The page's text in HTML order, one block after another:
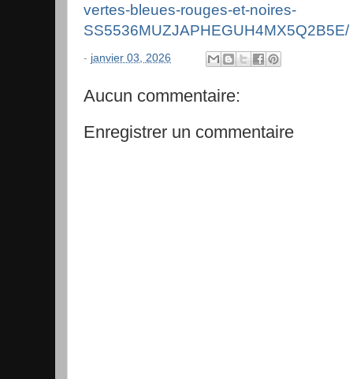
vertes-bleues-rouges-et-noires-
SS5536MUZJAPHEGUH4MX5Q2B5E/
- janvier 03, 2026
Aucun commentaire:
Enregistrer un commentaire